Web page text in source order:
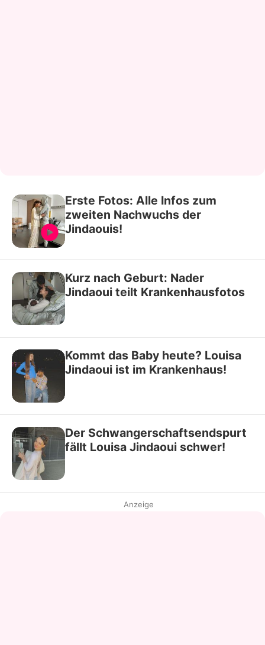
Erste Fotos: Alle Infos zum
zweiten Nachwuchs der
Jindaouis!
Kurz nach Geburt: Nader
Jindaoui teilt Krankenhausfotos
Kommt das Baby heute? Louisa
Jindaoui ist im Krankenhaus!
Der Schwangerschaftsendspurt
fällt Louisa Jindaoui schwer!
Anzeige